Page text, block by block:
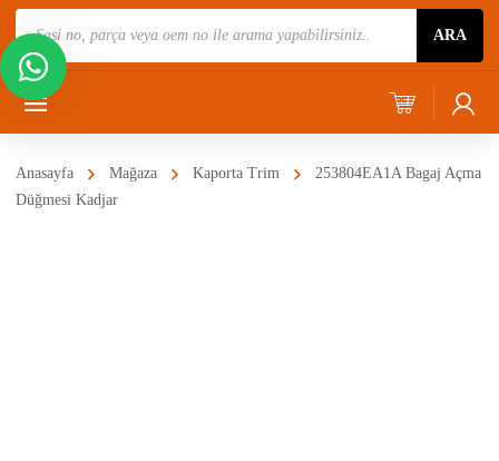
Ara
ARA
Anasayfa Mağaza Kaporta Trim
253804EA1A Bagaj Açma
Düğmesi Kadjar